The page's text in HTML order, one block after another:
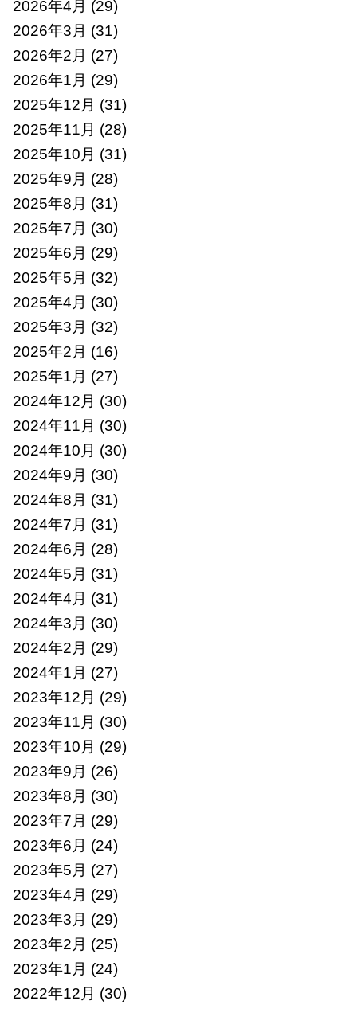
2026年4月 (29)
2026年3月 (31)
2026年2月 (27)
2026年1月 (29)
2025年12月 (31)
2025年11月 (28)
2025年10月 (31)
2025年9月 (28)
2025年8月 (31)
2025年7月 (30)
2025年6月 (29)
2025年5月 (32)
2025年4月 (30)
2025年3月 (32)
2025年2月 (16)
2025年1月 (27)
2024年12月 (30)
2024年11月 (30)
2024年10月 (30)
2024年9月 (30)
2024年8月 (31)
2024年7月 (31)
2024年6月 (28)
2024年5月 (31)
2024年4月 (31)
2024年3月 (30)
2024年2月 (29)
2024年1月 (27)
2023年12月 (29)
2023年11月 (30)
2023年10月 (29)
2023年9月 (26)
2023年8月 (30)
2023年7月 (29)
2023年6月 (24)
2023年5月 (27)
2023年4月 (29)
2023年3月 (29)
2023年2月 (25)
2023年1月 (24)
2022年12月 (30)